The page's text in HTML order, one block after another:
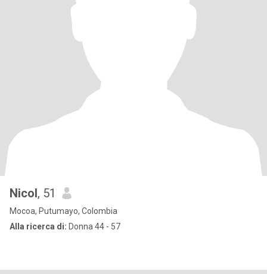
Nicol, 51
Mocoa, Putumayo, Colombia
Alla ricerca di: Donna 44 - 57